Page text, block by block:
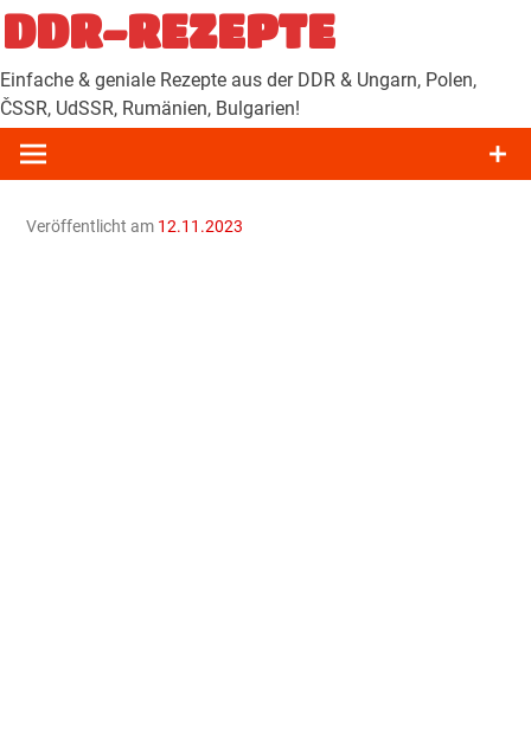
Zum
Inhalt
springen
DDR-REZEPTE
Einfache & geniale Rezepte aus der DDR & Ungarn, Polen,
ČSSR, UdSSR, Rumänien, Bulgarien!
Veröffentlicht am 12.11.2023